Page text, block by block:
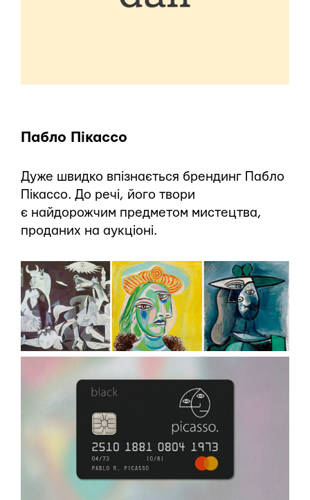
Пабло Пікассо
Дуже швидко впізнається брендинг Пабло
Пікассо. До речі, його твори
є найдорожчим предметом мистецтва,
проданих на аукціоні.